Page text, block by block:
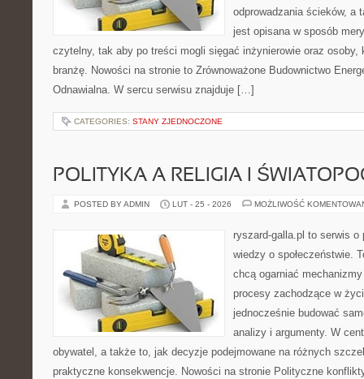
odprowadzania ścieków, a
jest opisana w sposób
czytelny, tak aby po treści mogli sięgać inżynierowie oraz osoby,
branżę. Nowości na stronie to Zrównoważone Budownictwo
Odnawialna. W sercu serwisu znajduje […]
CATEGORIES: STANY ZJEDNOCZONE
POLITYKA A RELIGIA I
POSTED BY ADMIN LUT - 25 - 2026 MOŻLIWOŚĆ
ryszard-galla.pl to serwis
wiedzy o społeczeństwie.
chcą ogarniać
procesy zachodzące w
jednocześnie budować
analizy i argumenty. W
obywatel, a także to, jak decyzje podejmowane na różnych
praktyczne konsekwencje. Nowości na stronie Polityczne